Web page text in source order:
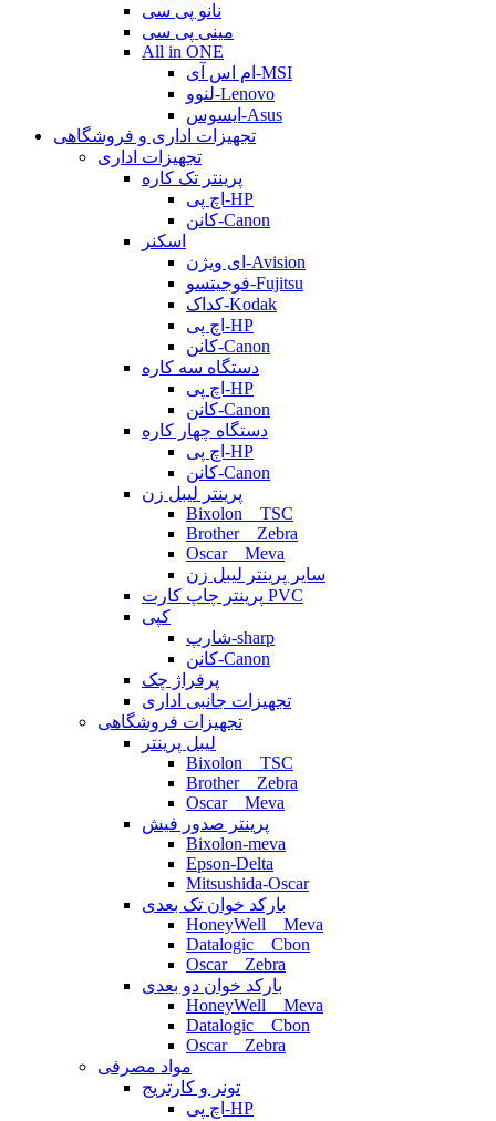
نانو پی سی
مینی پی سی
All in ONE
ام اس آی-MSI
لنوو-Lenovo
ایسوس-Asus
تجهیزات اداری و فروشگاهی
تجهیزات اداری
پرینتر تک کاره
اچ پی-HP
کانن-Canon
اسکنر
ای ویژن-Avision
فوجیتسو-Fujitsu
کداک-Kodak
اچ پی-HP
کانن-Canon
دستگاه سه کاره
اچ پی-HP
کانن-Canon
دستگاه چهار کاره
اچ پی-HP
کانن-Canon
پرینتر لیبل زن
Bixolon _ TSC
Brother _ Zebra
Oscar _ Meva
سایر پرینتر لیبل زن
پرینتر چاپ کارت PVC
کپی
شارپ-sharp
کانن-Canon
پرفراژ چک
تجهیزات جانبی اداری
تجهیزات فروشگاهی
لیبل پرینتر
Bixolon _ TSC
Brother _ Zebra
Oscar _ Meva
پرینتر صدور فیش
Bixolon-meva
Epson-Delta
Mitsushida-Oscar
بارکد خوان تک بعدی
HoneyWell _ Meva
Datalogic _ Cbon
Oscar _ Zebra
بارکد خوان دو بعدی
HoneyWell _ Meva
Datalogic _ Cbon
Oscar _ Zebra
مواد مصرفی
تونر و کارتریج
اچ پی-HP